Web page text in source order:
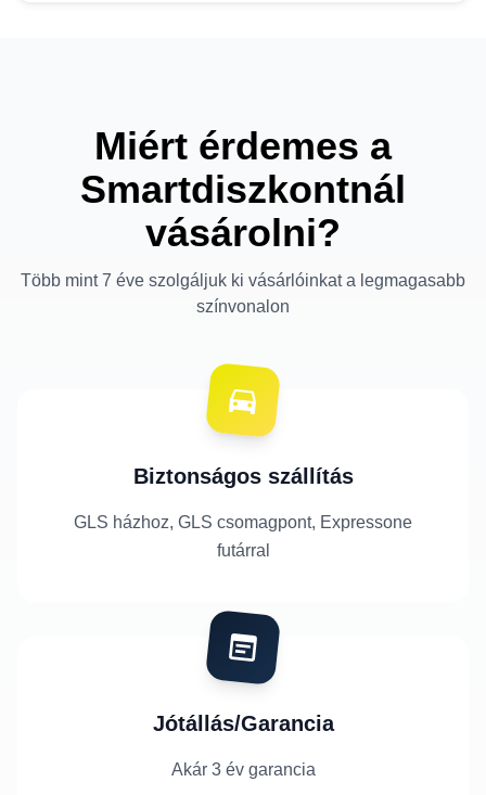
Miért érdemes a
Smartdiszkontnál
vásárolni?
Több mint 7 éve szolgáljuk ki vásárlóinkat a legmagasabb
színvonalon
Biztonságos szállítás
GLS házhoz, GLS csomagpont, Expressone
futárral
Jótállás/Garancia
Akár 3 év garancia